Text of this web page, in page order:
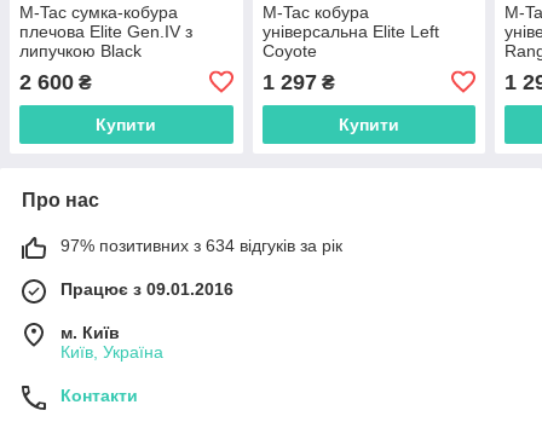
M-Tac сумка-кобура
плечова Elite Gen.IV з
липучкою Black
2 600 ₴
Купити
M-Tac кобура
універсальна Elite Left
Coyote
1 297₴
Купити
M-
1
Про нас
97% позитивних з 634 відгуків за рік
Працює з 09.01.2016
м. Київ
Київ, Україна
Контакти